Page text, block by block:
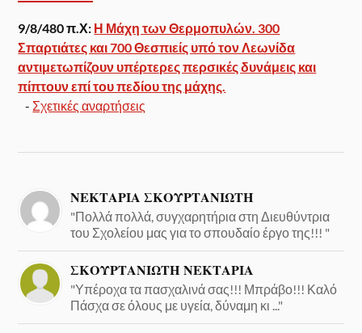
9/8/480 π.Χ: Η Μάχη των Θερμοπυλών. 300
Σπαρτιάτες και 700 Θεσπιείς υπό τον Λεωνίδα
αντιμετωπίζουν υπέρτερες περσικές δυνάμεις και
πίπτουν επί του πεδίου της μάχης.
- Σχετικές αναρτήσεις
ΝΕΚΤΑΡΙΑ ΣΚΟΥΡΤΑΝΙΩΤΗ
"Πολλά πολλά, συγχαρητήρια στη Διευθύντρια
του Σχολείου μας για το σπουδαίο έργο της!!! "
ΣΚΟΥΡΤΑΝΙΩΤΗ ΝΕΚΤΑΡΙΑ
"Υπέροχα τα πασχαλινά σας!!! Μπράβο!!! Καλό
Πάσχα σε όλους με υγεία, δύναμη κι ..."